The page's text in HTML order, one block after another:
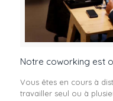
Notre coworking est
Vous êtes en cours à
travailler seul ou à